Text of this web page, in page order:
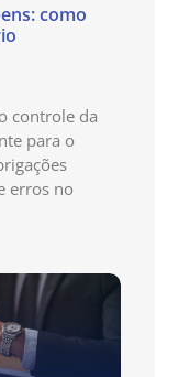
como
controle da
para o
erros no